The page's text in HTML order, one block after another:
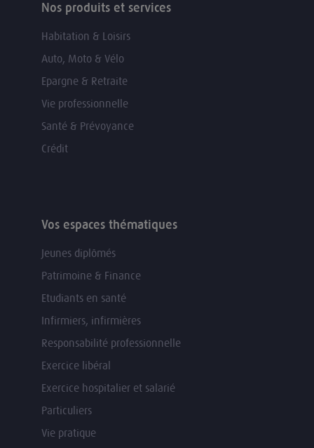
Nos produits et services
Habitation & Loisirs
Auto, Moto & Vélo
Epargne & Retraite
Vie professionnelle
Santé & Prévoyance
Crédit
Vos espaces thématiques
Jeunes diplômés
Patrimoine & Finance
Etudiants en santé
Infirmiers, infirmières
Responsabilité professionnelle
Exercice libéral
Exercice hospitalier et salarié
Particuliers
Vie pratique